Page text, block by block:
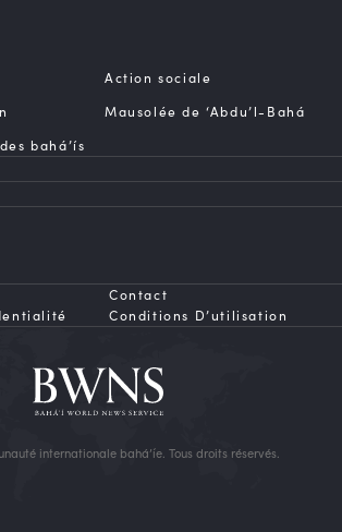
Action sociale
Mausolée de ‘Abdu’l-Bahá
bahá’ís
Contact
Conditions D’utilisation
internationale bahá’íe. Tous droits réservés.